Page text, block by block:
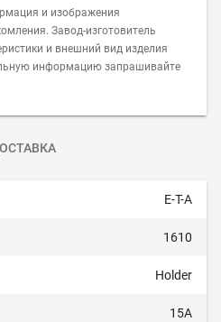
и изображения
Завод-изготовитель
и внешний вид изделия
информацию запрашивайте
E-T-A
1610
Holder
15A